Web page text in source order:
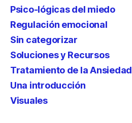
Psico-lógicas del miedo
Regulación emocional
Sin categorizar
Soluciones y Recursos
Tratamiento de la Ansiedad
Una introducción
Visuales